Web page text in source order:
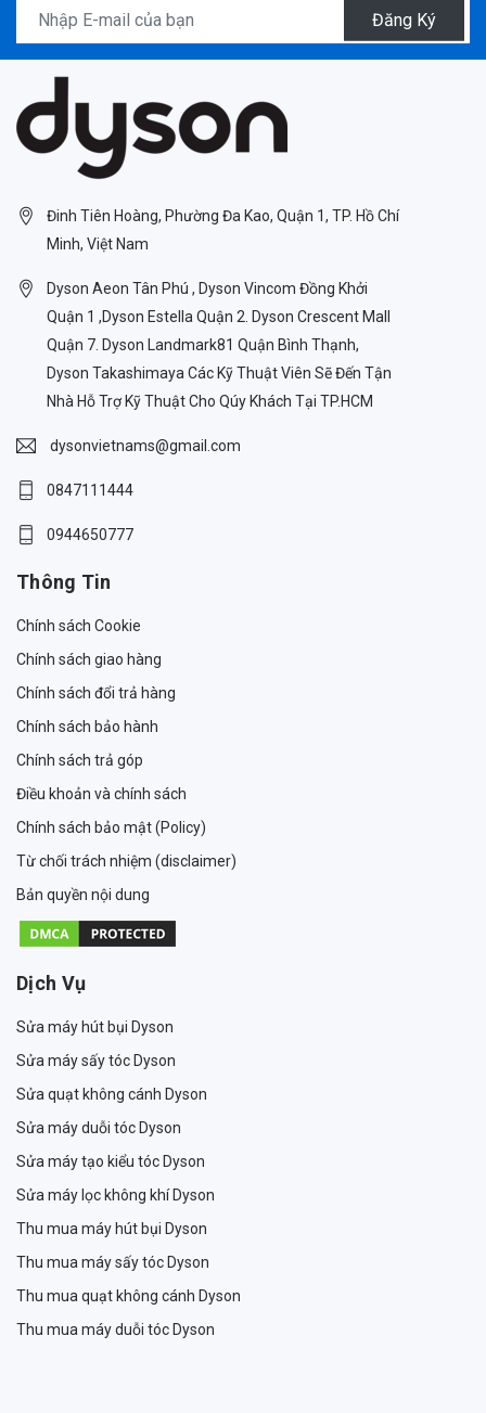
Đăng Ký
Đinh Tiên Hoàng, Phường Đa Kao, Quận 1, TP. Hồ Chí
Minh, Việt Nam
Dyson Aeon Tân Phú , Dyson Vincom Đồng Khởi
Quận 1 ,Dyson Estella Quận 2. Dyson Crescent Mall
Quận 7. Dyson Landmark81 Quận Bình Thạnh,
Dyson Takashimaya Các Kỹ Thuật Viên Sẽ Đến Tận
Nhà Hỗ Trợ Kỹ Thuật Cho Qúy Khách Tại TP.HCM
dysonvietnams@gmail.com
0847111444
0944650777
Thông Tin
Chính sách Cookie
Chính sách giao hàng
Chính sách đổi trả hàng
Chính sách bảo hành
Chính sách trả góp
Điều khoản và chính sách
Chính sách bảo mật (Policy)
Từ chối trách nhiệm (disclaimer)
Bản quyền nội dung
Dịch Vụ
Sửa máy hút bụi Dyson
Sửa máy sấy tóc Dyson
Sửa quạt không cánh Dyson
Sửa máy duỗi tóc Dyson
Sửa máy tạo kiểu tóc Dyson
Sửa máy lọc không khí Dyson
Thu mua máy hút bụi Dyson
Thu mua máy sấy tóc Dyson
Thu mua quạt không cánh Dyson
Thu mua máy duỗi tóc Dyson